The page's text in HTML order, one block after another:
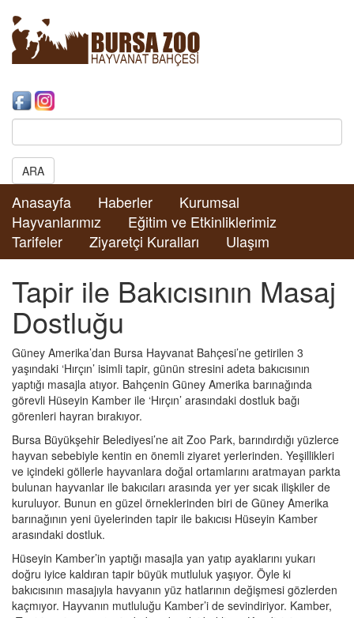
Search:
ARA
Anasayfa Haberler
Kurumsal
Hayvanlarımız
Eğitim ve Etkinliklerimiz
Tarifeler
Ziyaretçi Kuralları Ulaşım
Tapir ile Bakıcısının Masaj
Dostluğu
Güney Amerika’dan Bursa Hayvanat Bahçesi’ne getirilen 3
yaşındaki ‘Hırçın’ isimli tapir, günün stresini adeta bakıcısının
yaptığı masajla atıyor. Bahçenin Güney Amerika barınağında
görevli Hüseyin Kamber ile ‘Hırçın’ arasındaki dostluk bağı
görenleri hayran bırakıyor.
Bursa Büyükşehir Belediyesi’ne ait Zoo Park, barındırdığı yüzlerce
hayvan sebebiyle kentin en önemli ziyaret yerlerinden. Yeşillikleri
ve içindeki göllerle hayvanlara doğal ortamlarını aratmayan parkta
bulunan hayvanlar ile bakıcıları arasında yer yer sıcak ilişkiler de
kuruluyor. Bunun en güzel örneklerinden biri de Güney Amerika
barınağının yeni üyelerinden tapir ile bakıcısı Hüseyin Kamber
arasındaki dostluk.
Hüseyin Kamber’in yaptığı masajla yan yatıp ayaklarını yukarı
doğru iyice kaldıran tapir büyük mutluluk yaşıyor. Öyle ki
bakıcısının masajıyla havyanın yüz hatlarının değişmesi gözlerden
kaçmıyor. Hayvanın mutluluğu Kamber’i de sevindiriyor. Kamber,